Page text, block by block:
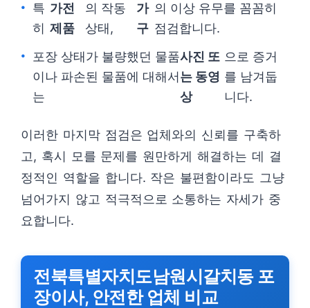
특
히
가전
제품
의 작동
상태,
가
구
의 이상 유무를 꼼꼼히
점검합니다.
포장 상태가 불량했던 물품
이나 파손된 물품에 대해서
는
사진 또
는 동영
상
으로 증거
를 남겨둡
니다.
이러한 마지막 점검은 업체와의 신뢰를 구축하
고, 혹시 모를 문제를 원만하게 해결하는 데 결
정적인 역할을 합니다. 작은 불편함이라도 그냥
넘어가지 않고 적극적으로 소통하는 자세가 중
요합니다.
전북특별자치도남원시갈치동 포
장이사, 안전한 업체 비교